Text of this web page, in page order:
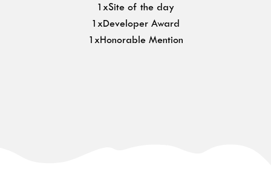
1xSite of the day
1xDeveloper Award
1xHonorable Mention